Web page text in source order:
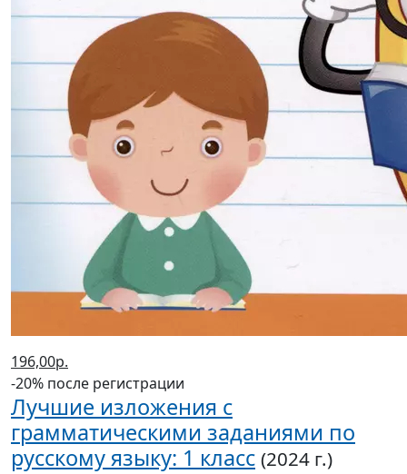
196,00р.
-20% после регистрации
Лучшие изложения с
грамматическими заданиями по
русскому языку: 1 класс (2024 г.)